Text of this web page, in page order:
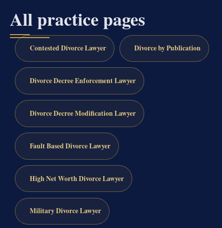
All practice pages
Contested Divorce Lawyer Divorce by Publication
Divorce Decree Enforcement Lawyer
Divorce Decree Modification Lawyer
Fault Based Divorce Lawyer
High Net Worth Divorce Lawyer
Military Divorce Lawyer